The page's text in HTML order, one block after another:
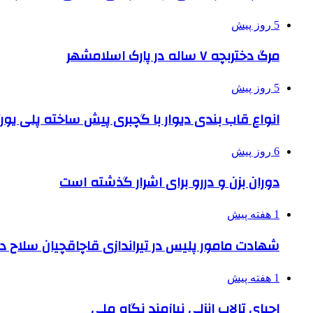
5 روز پیش
مرگ دختربچه ۷ ساله در پارک اسلامشهر
5 روز پیش
انواع قاب بندی دیوار با گچبری پیش ساخته پلی
6 روز پیش
دوران بزن و دررو برای اشرار گذشته است
1 هفته پیش
شهادت مامور پلیس در تیراندازی قاچاقچیان سلاح
1 هفته پیش